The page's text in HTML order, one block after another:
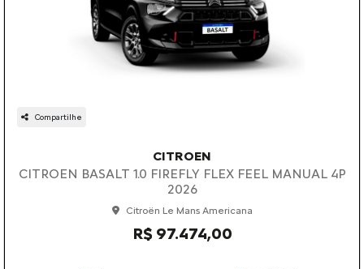
Compartilhe
CITROEN
CITROEN BASALT 1.0 FIREFLY FLEX FEEL MANUAL 4P
2026
Citroën Le Mans Americana
R$ 97.474,00